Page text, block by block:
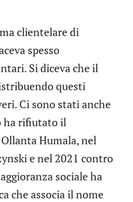
clientelare di
spesso
Si diceva che il
questi
Ci sono stati anche
ha rifiutato il
Humala, nel
e nel 2021 contro
sociale ha
che associa il nome